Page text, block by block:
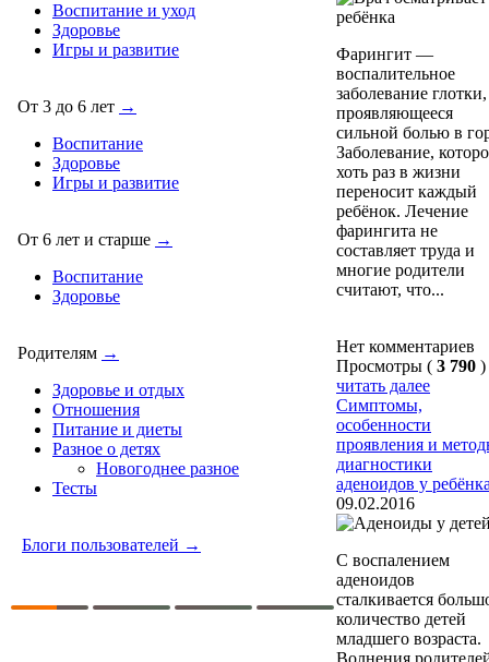
Воспитание и уход
Здоровье
Игры и развитие
От 3 до 6 лет →
Воспитание
Здоровье
Игры и развитие
От 6 лет и старше →
Воспитание
Здоровье
Родителям →
Здоровье и отдых
Отношения
Питание и диеты
Разное о детях
Новогоднее разное
Тесты
Блоги пользователей →
Фарингит —
воспалительное
заболевание глотки,
проявляющееся
сильной болью в
Заболевание,
хоть раз в жизни
переносит каждый
ребёнок. Лечение
фарингита не
составляет труда и
многие родители
считают, что...
Нет комментариев
Просмотры ( 3 790 )
читать далее
Симптомы,
особенности
проявления и
диагностики
аденоидов у
09.02.2016
С воспалением
аденоидов
сталкивается
количество детей
младшего возраста.
Волнения